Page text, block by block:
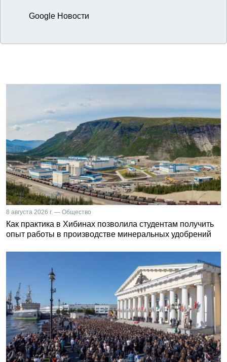
Google Новости
8 августа 2026 г. — Общество
Как практика в Хибинах позволила студентам получить
опыт работы в производстве минеральных удобрений